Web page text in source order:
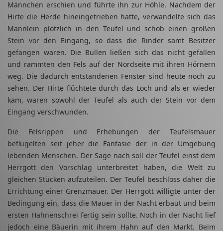
Männchen erschien und führte ihn zur Höhle. Nachdem der
Hirte die Herde hineingetrieben hatte, verwandelte sich das
Männlein plötzlich in den Teufel und schob einen großen
Stein vor den Eingang, so dass die Rinder samt Besitzer
gefangen waren. Die Bullen ließen sich das nicht gefallen
und rammten den Fels auf der Nordseite mit ihren Hörnern
weg. Die dadurch entstandenen Fenster sind heute noch zu
sehen. Der Hirte flüchtete durch das Loch und als er wieder
kam, waren sowohl der Teufel als auch der Stein vor dem
Eingang verschwunden.
Die Felsrippen und Erhebungen der Teufelsmauer
beflügelten seit jeher die Fantasie der in der Umgebung
lebenden Menschen. Der Sage nach soll der Teufel einst dem
Herrgott den Vorschlag unterbreitet haben, die Welt zu
gleichen Stücken aufzuteilen. Der Teufel beschloss daher die
Errichtung einer Grenzmauer. Der Herrgott willigte unter der
Bedingung ein, dass die Mauer in der Nacht erbaut und beim
ersten Hahnenschrei fertig sein sollte. Noch in der Nacht lief
jedoch eine Bäuerin mit ihrem Hahn auf den Markt. Beim